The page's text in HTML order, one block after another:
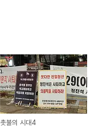
촛불의 시대4